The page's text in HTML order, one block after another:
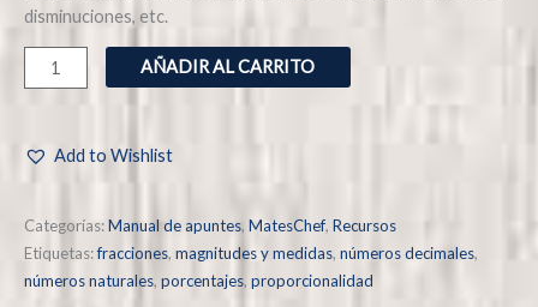
disminuciones, etc.
AÑADIR AL CARRITO
Add to Wishlist
Categorías:Manual de apuntes, MatesChef, Recursos
Etiquetas:fracciones, magnitudes y medidas, números decimales,
números naturales, porcentajes, proporcionalidad